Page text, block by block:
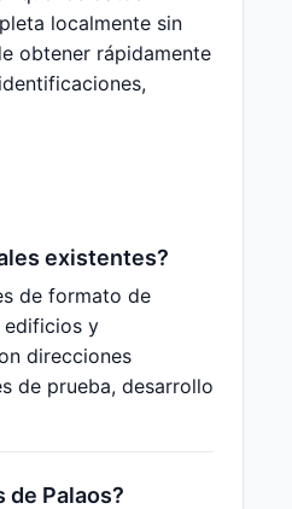
localmente sin
obtener rápidamente
existentes?
de formato de
edificios y
direcciones
de prueba, desarrollo
de Palaos?